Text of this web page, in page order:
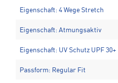
Eigenschaft: 4 Wege Stretch
Eigenschaft: Atmungsaktiv
Eigenschaft: UV Schutz UPF 30+
Passform: Regular Fit